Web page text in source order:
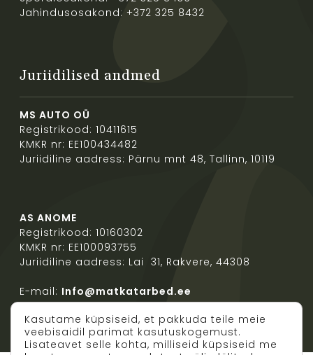
Jahindusosakond: +372 325 8432
Juriidilised andmed
MS AUTO OÜ
Registrikood: 10411615
KMKR nr: EE100434482
Juriidiline aadress: Pärnu mnt 48, Tallinn, 10119
AS ANOME
Registrikood: 10160302
KMKR nr: EE100093755
Juriidiline aadress: Lai 31, Rakvere, 44308
E-mail: Info@matkatarbed.ee
Kasutame küpsiseid, et pakkuda teile meie
veebisaidil parimat kasutuskogemust.
Lisateavet selle kohta, milliseid küpsiseid me